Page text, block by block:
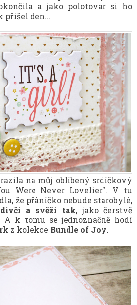
a jako polotovar si ho
přišel den...
na můj oblíbený srdíčkový
Were Never Lovelier". V tu
že přáníčko nebude starobylé,
dívčí a svěží tak, jako čerstvě
A k tomu se jednoznačně hodí
z kolekce Bundle of Joy.